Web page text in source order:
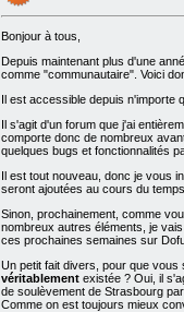
Bonjour à tous,
Depuis maintenant plus d'une
comme "communautaire". Voici
Il est accessible depuis n'importe
Il s'agit d'un forum que j'ai
comporte donc de nombreux
quelques bugs et fonctionnalités
Il est tout nouveau, donc je vous
seront ajoutées au cours du
Sinon, prochainement, comme
nombreux autres éléments, je
ces prochaines semaines sur
Un petit fait divers, pour que vous
véritablement existée ? Oui, il
de soulèvement de Strasbourg
Comme on est toujours mieux